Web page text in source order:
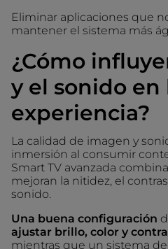
Eliminar aplicaciones que
mantener el sistema más
¿Cómo
y el sonido en
experiencia?
La calidad de imagen y
inmersión al consumir
Smart TV avanzada
mejoran la nitidez, el
sonido.
Una buena configuración
ajustar brillo, color y
mientras que un sistema